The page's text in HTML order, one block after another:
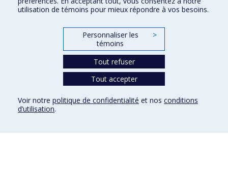
Clinique de kinésiologie
2100, boul. Édouard-Montpetit
Plan du site
utilisation de témoins pour mieux répondre à vos besoins.
Personnaliser les
témoins
>
Tout refuser
Tout accepter
Voir notre politique de confidentialité et nos conditions
d’utilisation.